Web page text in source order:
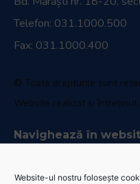
Website-ul nostru folosește
Telefon: 031.1000.500
Fax: 031.1000.400
© Toate drepturile sunt
Website realizat și întreținut
Navighează în